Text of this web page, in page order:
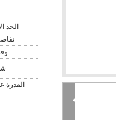
الحد